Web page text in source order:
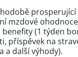
mzdové
(1 týden
příspěvek na
a další výhody).